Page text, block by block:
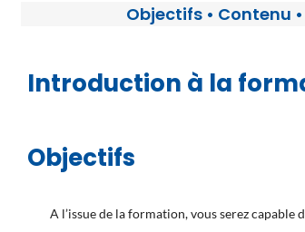
Objectifs• Contenu •
Introduction à la
Objectifs
A l’issue de la formation, vous serez capable